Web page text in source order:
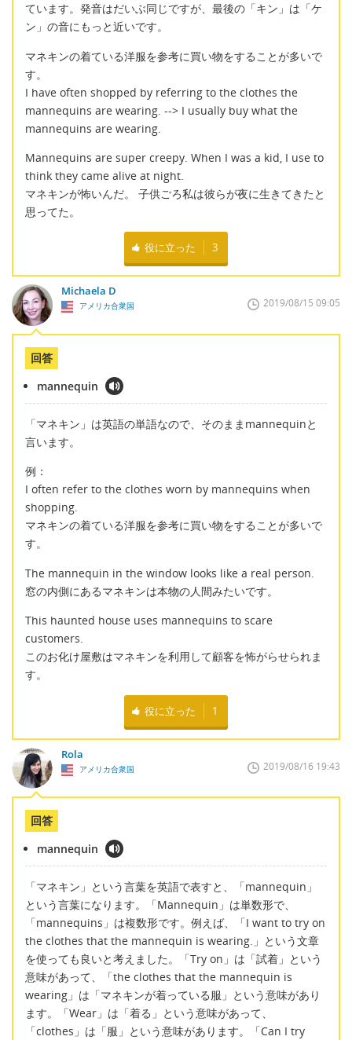
ています。発音はだいぶ同じですが、最後の「キン」は「ケ
ン」の音にもっと近いです。
マネキンの着ている洋服を参考に買い物をすることが多いで
す。
I have often shopped by referring to the clothes the
mannequins are wearing. --> I usually buy what the
mannequins are wearing.
Mannequins are super creepy. When I was a kid, I use to
think they came alive at night.
マネキンが怖いんだ。 子供ごろ私は彼らが夜に生きてきたと
思ってた。
役に立った 3
Michaela D
アメリカ合衆国 2019/08/15 09:05
回答
mannequin
「マネキン」は英語の単語なので、そのままmannequinと
言います。
例：
I often refer to the clothes worn by mannequins when
shopping.
マネキンの着ている洋服を参考に買い物をすることが多いで
す。
The mannequin in the window looks like a real person.
窓の内側にあるマネキンは本物の人間みたいです。
This haunted house uses mannequins to scare
customers.
このお化け屋敷はマネキンを利用して顧客を怖がらせられま
す。
役に立った 1
Rola
アメリカ合衆国 2019/08/16 19:43
回答
mannequin
「マネキン」という言葉を英語で表すと、「mannequin」
という言葉になります。「Mannequin」は単数形で、
「mannequins」は複数形です。例えば、「I want to try on
the clothes that the mannequin is wearing.」という文章
を使っても良いと考えました。「Try on」は「試着」という
意味があって、「the clothes that the mannequin is
wearing」は「マネキンが着っている服」という意味があり
ます。「Wear」は「着る」という意味があって、
「clothes」は「服」という意味があります。「Can I try